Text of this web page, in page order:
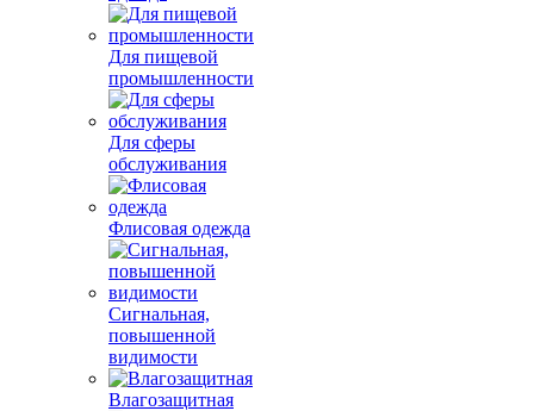
Для пищевой
промышленности
Для сферы
обслуживания
Флисовая одежда
Сигнальная,
повышенной
видимости
Влагозащитная